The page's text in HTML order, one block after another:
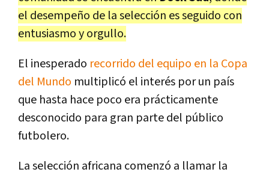
el desempeño de la selección es seguido con
entusiasmo y orgullo.
El inesperado recorrido del equipo en la Copa
del Mundo multiplicó el interés por un país
que hasta hace poco era prácticamente
desconocido para gran parte del público
futbolero.
La selección africana comenzó a llamar la